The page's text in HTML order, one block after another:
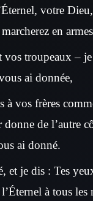
votre
en
troupeaux –
ai donnée,
à vos frères
de l’autre
ai donné.
et je dis : Tes
à tous les